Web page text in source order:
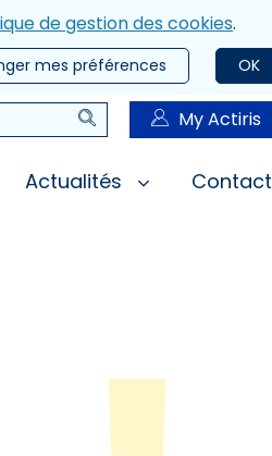
de gestion des cookies.
OK
mes préférences
RechercherMy Actiris
Actualités Contact